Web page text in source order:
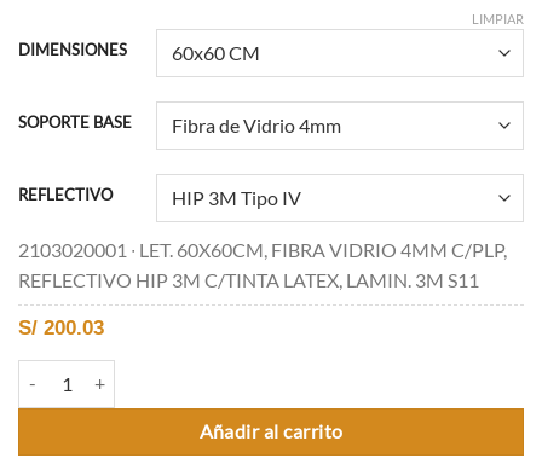
DIMENSIONES
SOPORTE BASE
REFLECTIVO
LIMPIAR
2103020001 ∙ LET. 60X60CM, FIBRA VIDRIO 4MM C/PLP,
REFLECTIVO HIP 3M C/TINTA LATEX, LAMIN. 3M S11
S/ 200.03
P-46D “TRAMO EN DESCENSO” cantidad
Añadir al carrito